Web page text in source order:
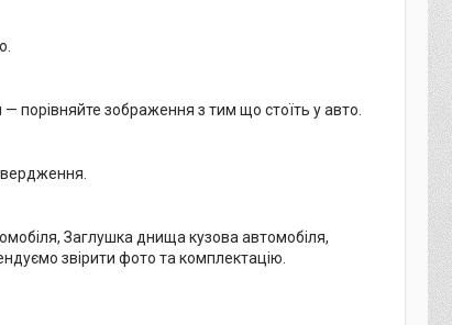
порівняйте зображення з тим що стоїть у авто.
Заглушка днища кузова автомобіля,
звірити фото та комплектацію.